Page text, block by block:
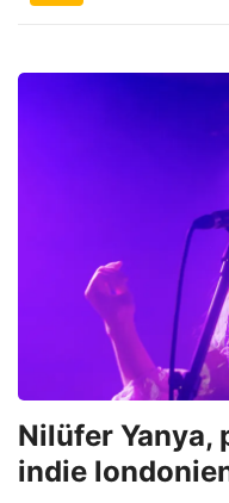
Nilüfer Yanya,
indie